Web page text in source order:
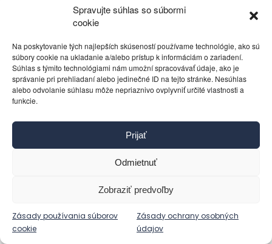
Spravujte súhlas so súbormi
cookie
Na poskytovanie tých najlepších skúseností používame technológie, ako sú
súbory cookie na ukladanie a/alebo prístup k informáciám o zariadení.
Súhlas s týmito technológiami nám umožní spracovávať údaje, ako je
správanie pri prehliadaní alebo jedinečné ID na tejto stránke. Nesúhlas
alebo odvolanie súhlasu môže nepriaznivo ovplyvniť určité vlastnosti a
funkcie.
Prijať
Odmietnuť
Zobraziť predvoľby
Zásady používania súborov
cookie
Zásady ochrany osobných
údajov
naprogramovať termostat tak, aby znižoval
alebo vypínal klimatizáciu, keď nie ste doma,
a znovu ju zapol tesne pred vaším
príchodom.
Denný Rozvrh: Napríklad, nastavte
termostat na vyššiu teplotu alebo ho
nastavte ho na nižšiu teplotu, aby sa
zapol tesne predtým, ako sa vrátite
domov.
termostat na zvýšenie teploty alebo
teploty prirodzene klesajú a spánok v
mierne vyššej teplote môže byť stále